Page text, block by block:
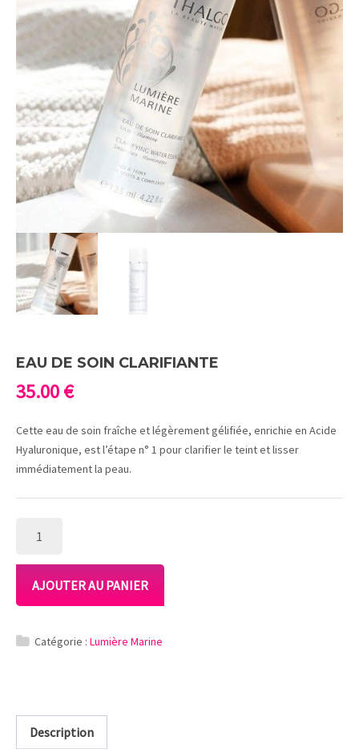
EAU DE SOIN CLARIFIANTE
35.00€
Cette eau de soin fraîche et légèrement gélifiée, enrichie en Acide
Hyaluronique, est l’étape n° 1 pour clarifier le teint et lisser
immédiatement la peau.
EAU
DE
SOIN
AJOUTER AU PANIER
Catégorie : Lumière Marine
Description